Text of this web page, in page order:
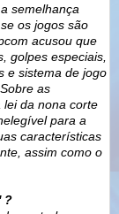
semelhança
os jogos são
acusou que
golpes especiais,
e sistema de jogo
Sobre as
lei da nona corte
para a
características
assim como o
?